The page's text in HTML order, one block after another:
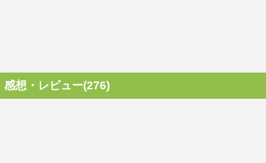
感想・レビュー(276)